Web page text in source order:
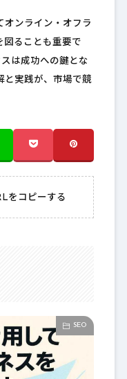
オンライン・オフラ
図ることも重要で
は成功への鍵とな
と実践が、市場で競
をコピーする
SEO